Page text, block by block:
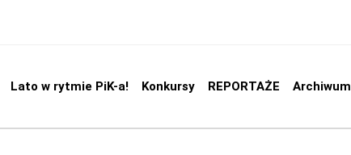
Lato w rytmie PiK-a! Konkursy REPORTAŻE Archiwum